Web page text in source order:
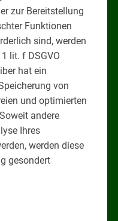
zur Bereitstellung
Funktionen
sind, werden
lit. f DSGVO
hat ein
von
und optimierten
andere
Ihres
werden diese
gesondert